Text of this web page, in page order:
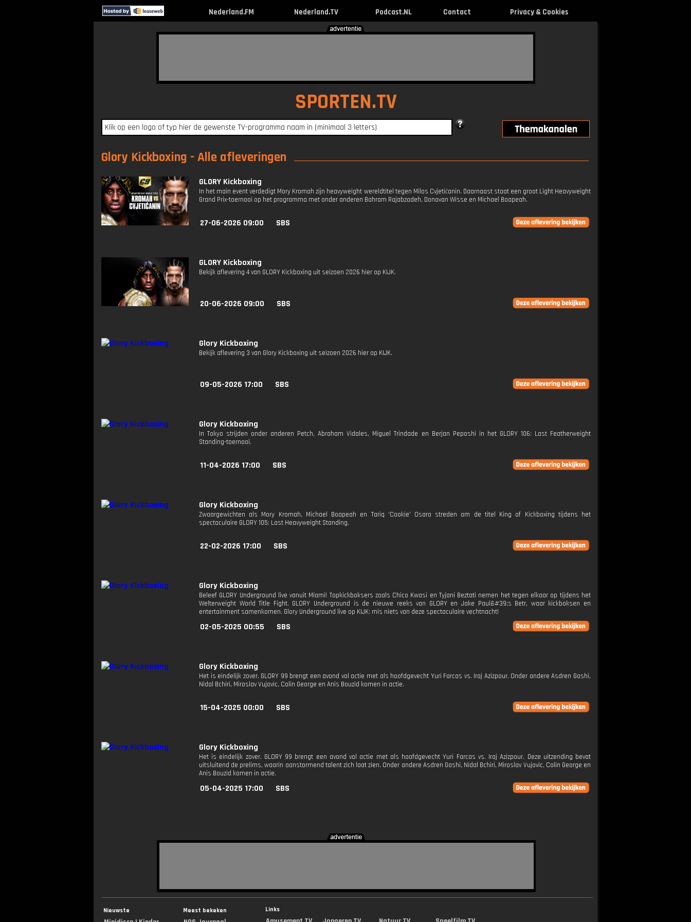
Nederland.FM Nederland.TV Podcast.NL Contact Privacy & Cookies
SPORTEN.TV
Glory Kickboxing - Alle afleveringen
GLORY Kickboxing
In het main event verdedigt Mory Kromah zijn heavyweight wereldtitel tegen Milos Cvjetićanin. Daarnaast staat een groot Light Heavyweight
Grand Prix-toernooi op het programma met onder anderen Bahram Rajabzadeh, Donovan Wisse en Michael Boapeah.
27-06-2026 09:00 SBS
GLORY Kickboxing
Bekijk aflevering 4 van GLORY Kickboxing uit seizoen 2026 hier op KIJK.
20-06-2026 09:00 SBS
Glory Kickboxing
Bekijk aflevering 3 van Glory Kickboxing uit seizoen 2026 hier op KIJK.
09-05-2026 17:00 SBS
Glory Kickboxing
In Tokyo strijden onder anderen Petch, Abraham Vidales, Miguel Trindade en Berjan Peposhi in het GLORY 106: Last Featherweight
Standing-toernooi.
11-04-2026 17:00 SBS
Glory Kickboxing
Zwaargewichten als Mory Kromah, Michael Boapeah en Tariq ‘Cookie’ Osaro streden om de titel King of Kickboxing tijdens het
spectaculaire GLORY 105: Last Heavyweight Standing.
22-02-2026 17:00 SBS
Glory Kickboxing
Beleef GLORY Underground live vanuit Miami! Topkickboksers zoals Chico Kwasi en Tyjani Beztati nemen het tegen elkaar op tijdens het
Welterweight World Title Fight. GLORY Underground is de nieuwe reeks van GLORY en Jake Paul&#39;s Betr, waar kickboksen en
entertainment samenkomen. Glory Underground live op KIJK: mis niets van deze spectaculaire vechtnacht!
02-05-2025 00:55 SBS
Glory Kickboxing
Het is eindelijk zover. GLORY 99 brengt een avond vol actie met als hoofdgevecht Yuri Farcas vs. Iraj Azizpour. Onder andere Asdren Gashi,
Nidal Bchiri, Miroslav Vujovic, Colin George en Anis Bouzid komen in actie.
15-04-2025 00:00 SBS
Glory Kickboxing
Het is eindelijk zover. GLORY 99 brengt een avond vol actie met als hoofdgevecht Yuri Farcas vs. Iraj Azizpour. Deze uitzending bevat
uitsluitend de prelims, waarin aanstormend talent zich laat zien. Onder andere Asdren Gashi, Nidal Bchiri, Miroslav Vujovic, Colin George en
Anis Bouzid komen in actie.
05-04-2025 17:00 SBS
Nieuwste Meest bekeken Links